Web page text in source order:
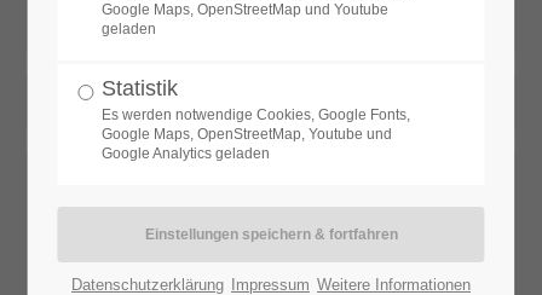
nicht.
Google Maps, OpenStreetMap und Youtube
geladen
Statistik
Es werden notwendige Cookies, Google Fonts,
Google Maps, OpenStreetMap, Youtube und
Google Analytics geladen
Datenschutzerklärung Impressum Weitere Informationen